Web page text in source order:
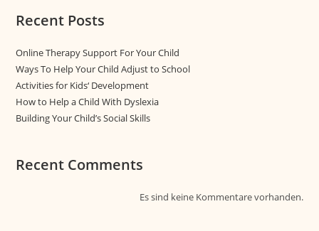
Recent Posts
Online Therapy Support For Your Child
Ways To Help Your Child Adjust to School
Activities for Kids‘ Development
How to Help a Child With Dyslexia
Building Your Child’s Social Skills
Recent Comments
Es sind keine Kommentare vorhanden.